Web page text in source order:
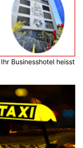
Businesshotel heisst